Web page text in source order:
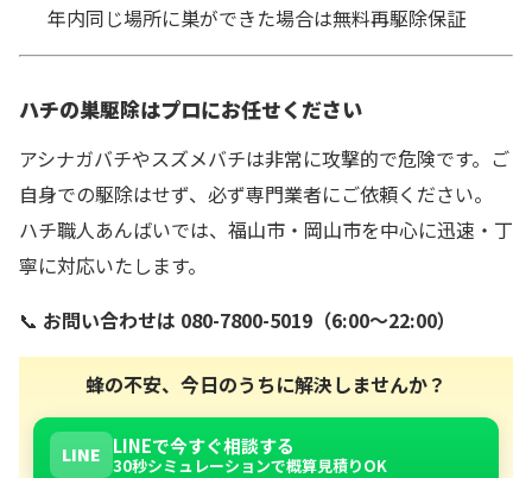
年内同じ場所に巣ができた場合は無料再駆除保証
ハチの巣駆除はプロにお任せください
アシナガバチやスズメバチは非常に攻撃的で危険です。ご
自身での駆除はせず、必ず専門業者にご依頼ください。
ハチ職人あんばいでは、福山市・岡山市を中心に迅速・丁
寧に対応いたします。
📞 お問い合わせは 080-7800-5019（6:00〜22:00）
蜂の不安、今日のうちに解決しませんか？
LINE LINEで今すぐ相談する
30秒シミュレーションで概算見積りOK